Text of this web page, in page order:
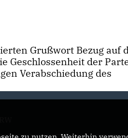
Grußwort Bezug auf
Geschlossenheit der
Verabschiedung des